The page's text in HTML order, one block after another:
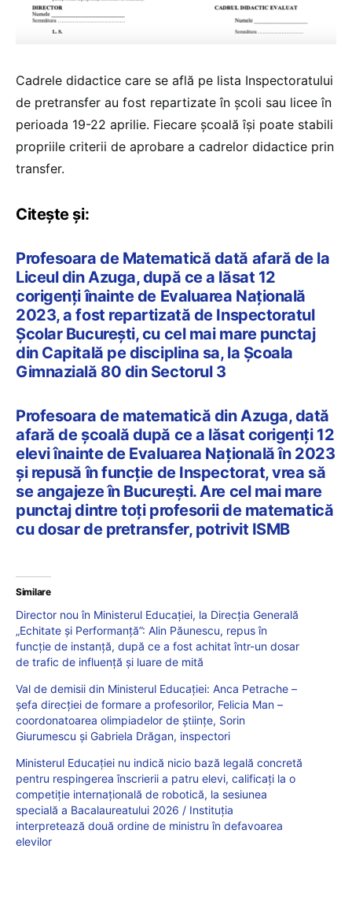
Cadrele didactice care se află pe lista Inspectoratului
de pretransfer au fost repartizate în școli sau licee în
perioada 19-22 aprilie. Fiecare școală își poate stabili
propriile criterii de aprobare a cadrelor didactice prin
transfer.
Citește și:
Profesoara de Matematică dată afară de la
Liceul din Azuga, după ce a lăsat 12
corigenți înainte de Evaluarea Națională
2023, a fost repartizată de Inspectoratul
Școlar București, cu cel mai mare punctaj
din Capitală pe disciplina sa, la Școala
Gimnazială 80 din Sectorul 3
Profesoara de matematică din Azuga, dată
afară de școală după ce a lăsat corigenți 12
elevi înainte de Evaluarea Națională în 2023
și repusă în funcție de Inspectorat, vrea să
se angajeze în București. Are cel mai mare
punctaj dintre toți profesorii de matematică
cu dosar de pretransfer, potrivit ISMB
Similare
Director nou în Ministerul Educației, la Direcția Generală
„Echitate și Performanță”: Alin Păunescu, repus în
funcție de instanță, după ce a fost achitat într-un dosar
de trafic de influență și luare de mită
Val de demisii din Ministerul Educației: Anca Petrache –
șefa direcției de formare a profesorilor, Felicia Man –
coordonatoarea olimpiadelor de științe, Sorin
Giurumescu și Gabriela Drăgan, inspectori
Ministerul Educației nu indică nicio bază legală concretă
pentru respingerea înscrierii a patru elevi, calificați la o
competiție internațională de robotică, la sesiunea
specială a Bacalaureatului 2026 / Instituția
interpretează două ordine de ministru în defavoarea
elevilor